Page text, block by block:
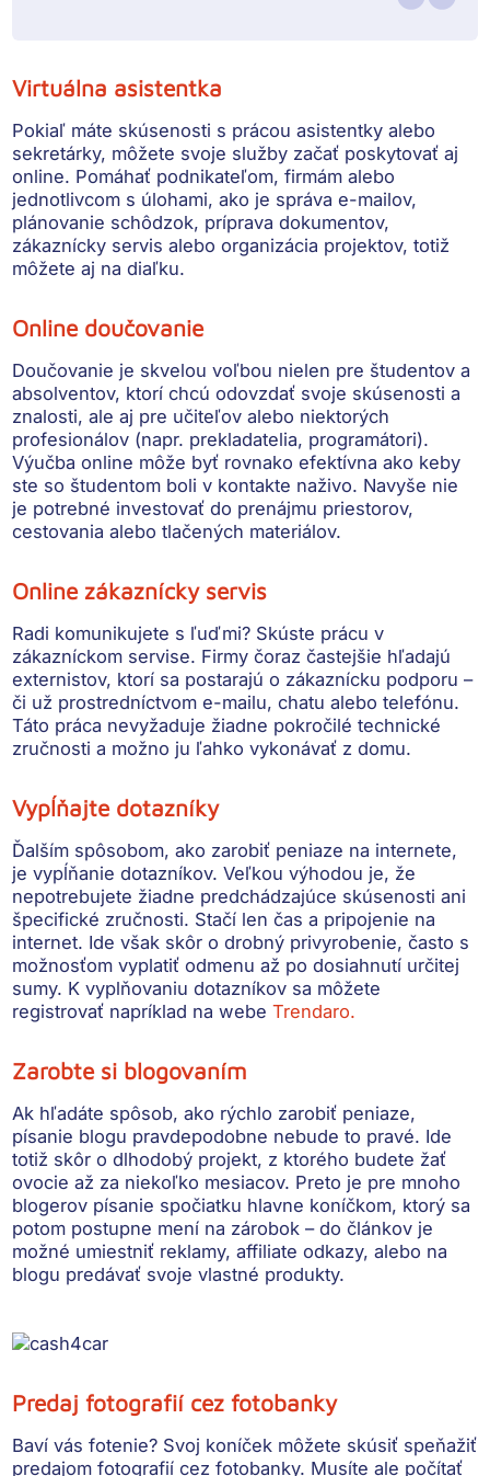
Virtuálna asistentka
Pokiaľ máte skúsenosti s prácou asistentky alebo
sekretárky, môžete svoje služby začať poskytovať aj
online. Pomáhať podnikateľom, firmám alebo
jednotlivcom s úlohami, ako je správa e-mailov,
plánovanie schôdzok, príprava dokumentov,
zákaznícky servis alebo organizácia projektov, totiž
môžete aj na diaľku.
Online doučovanie
Doučovanie je skvelou voľbou nielen pre študentov a
absolventov, ktorí chcú odovzdať svoje skúsenosti a
znalosti, ale aj pre učiteľov alebo niektorých
profesionálov (napr. prekladatelia, programátori).
Výučba online môže byť rovnako efektívna ako keby
ste so študentom boli v kontakte naživo. Navyše nie
je potrebné investovať do prenájmu priestorov,
cestovania alebo tlačených materiálov.
Online zákaznícky servis
Radi komunikujete s ľuďmi? Skúste prácu v
zákazníckom servise. Firmy čoraz častejšie hľadajú
externistov, ktorí sa postarajú o zákaznícku podporu –
či už prostredníctvom e-mailu, chatu alebo telefónu.
Táto práca nevyžaduje žiadne pokročilé technické
zručnosti a možno ju ľahko vykonávať z domu.
Vypĺňajte dotazníky
Ďalším spôsobom, ako zarobiť peniaze na internete,
je vypĺňanie dotazníkov. Veľkou výhodou je, že
nepotrebujete žiadne predchádzajúce skúsenosti ani
špecifické zručnosti. Stačí len čas a pripojenie na
internet. Ide však skôr o drobný privyrobenie, často s
možnosťom vyplatiť odmenu až po dosiahnutí určitej
sumy. K vyplňovaniu dotazníkov sa môžete
registrovať napríklad na webeTrendaro.
Zarobte si blogovaním
Ak hľadáte spôsob, ako rýchlo zarobiť peniaze,
písanie blogu pravdepodobne nebude to pravé. Ide
totiž skôr o dlhodobý projekt, z ktorého budete žať
ovocie až za niekoľko mesiacov. Preto je pre mnoho
blogerov písanie spočiatku hlavne koníčkom, ktorý sa
potom postupne mení na zárobok –do článkov je
možné umiestniť reklamy, affiliate odkazy, alebo na
blogu predávať svoje vlastné produkty.
Predaj fotografií cez fotobanky
Baví vás fotenie? Svoj koníček môžete skúsiť speňažiť
predajom fotografií cez fotobanky. Musíte ale počítať